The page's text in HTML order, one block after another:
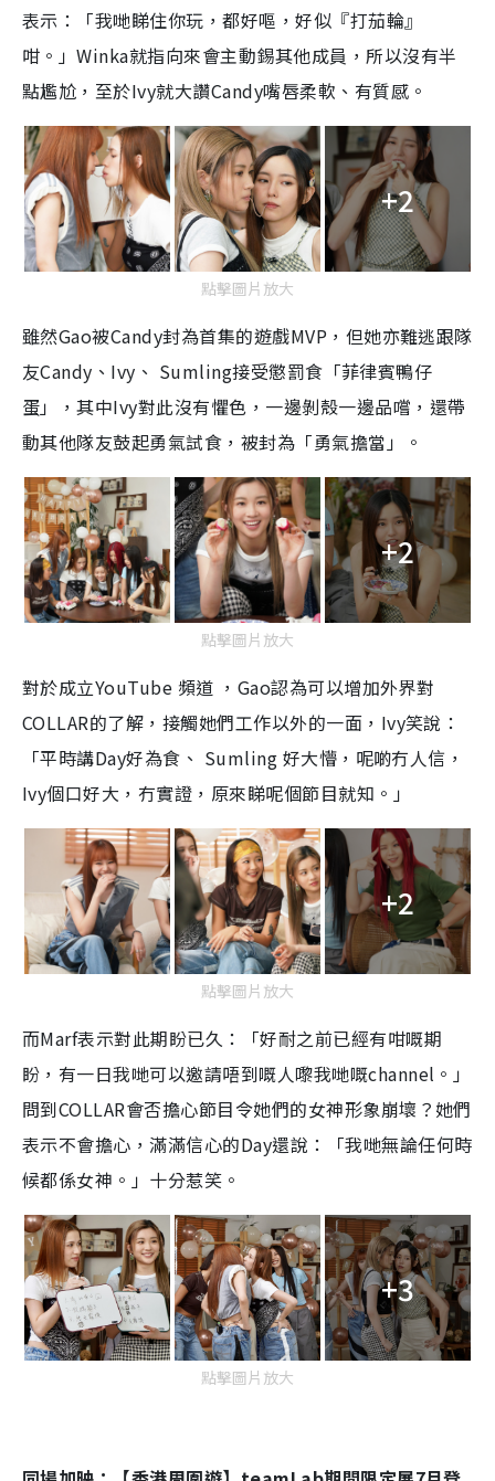
表示：「我哋睇住你玩，都好嘔，好似『打茄輪』
咁。」Winka就指向來會主動錫其他成員，所以沒有半
點尷尬，至於Ivy就大讚Candy嘴唇柔軟、有質感。
+2
點擊圖片放大
雖然Gao被Candy封為首集的遊戲MVP，但她亦難逃跟隊
友Candy、Ivy、 Sumling接受懲罰食「菲律賓鴨仔
蛋」，其中Ivy對此沒有懼色，一邊剝殼一邊品嚐，還帶
動其他隊友鼓起勇氣試食，被封為「勇氣擔當」。
+2
點擊圖片放大
對於成立YouTube 頻道 ，Gao認為可以增加外界對
COLLAR的了解，接觸她們工作以外的一面，Ivy笑說：
「平時講Day好為食、 Sumling 好大懵，呢啲冇人信，
Ivy個口好大，冇實證，原來睇呢個節目就知。」
+2
點擊圖片放大
而Marf表示對此期盼已久：「好耐之前已經有咁嘅期
盼，有一日我哋可以邀請唔到嘅人嚟我哋嘅channel。」
問到COLLAR會否擔心節目令她們的女神形象崩壞？她們
表示不會擔心，滿滿信心的Day還說：「我哋無論任何時
候都係女神。」十分惹笑。
+3
點擊圖片放大